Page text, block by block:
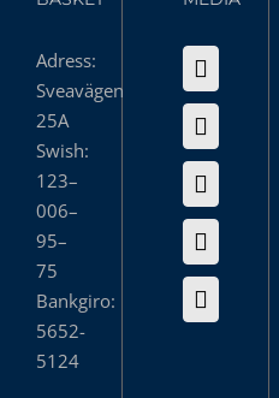
Adress:
Sveavägen
25A
Swish:
123–
006–
95–
75
Bankgiro:
5652-
5124